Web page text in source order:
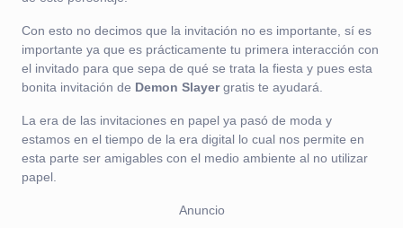
Con esto no decimos que la invitación no es importante, sí es
importante ya que es prácticamente tu primera interacción con
el invitado para que sepa de qué se trata la fiesta y pues esta
bonita invitación de Demon Slayergratis te ayudará.
La era de las invitaciones en papel ya pasó de moda y
estamos en el tiempo de la era digital lo cual nos permite en
esta parte ser amigables con el medio ambiente al no utilizar
papel.
Anuncio